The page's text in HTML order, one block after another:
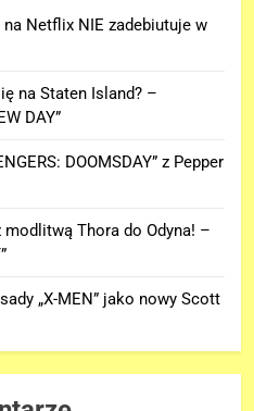
na Netflix NIE zadebiutuje w
na Staten Island? –
DAY”
DOOMSDAY” z Pepper
modlitwą Thora do Odyna! –
„X-MEN” jako nowy Scott